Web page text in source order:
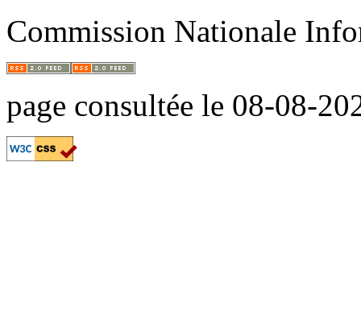
Commission Nationale
page consultée le 08-08-